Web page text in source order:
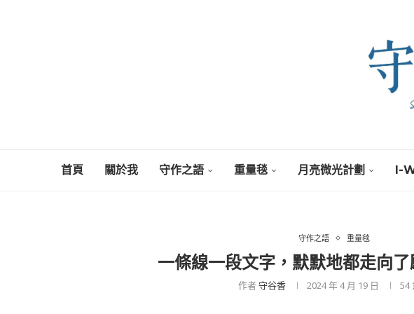
首頁 關於我 守作之語 重量毯 月亮微光計劃 I-
守作之語 重量毯
一條線一段文字，默默地都走向了
作者守谷香 2024 年 4 月 19 日 54